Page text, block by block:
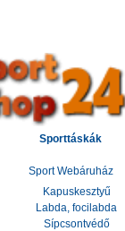
Sporttáskák
Sport Webáruház
Kapuskesztyű
Labda, focilabda
Sípcsontvédő